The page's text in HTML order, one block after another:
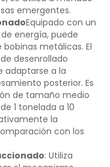
emergentes.
Equipado con un
energía, puede
metálicas. El
desenrollado
adaptarse a la
posterior. Es
de tamaño medio
1 tonelada a 10
la
con los
: Utiliza